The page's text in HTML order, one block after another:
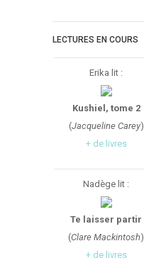
LECTURES EN COURS
Erika lit :
Kushiel, tome 2
(Jacqueline Carey)
+ de livres
Nadège lit :
Te laisser partir
(Clare Mackintosh)
+ de livres